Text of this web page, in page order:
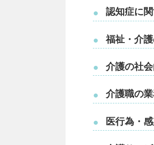
● 認知症に
● 福祉・介
● 介護の社
● 介護職の
● 医行為・